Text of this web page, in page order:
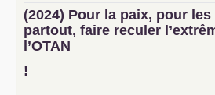
–
un texte de Jean-Claude Delaunay
science sociale de notre temps
–un appel proposé aux partis
d’Europe
–
(2024) Pour la paix, pour
partout, faire reculer
l’OTAN
!